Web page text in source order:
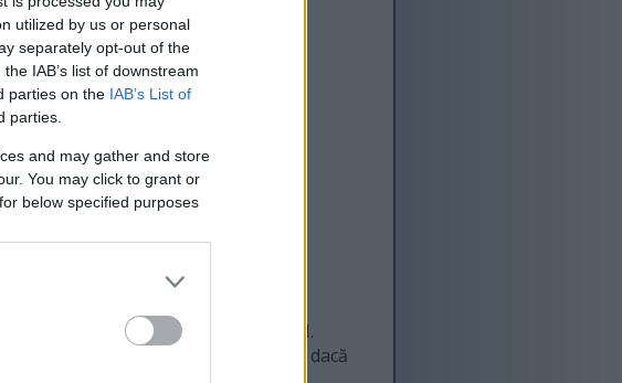
utilized by us or personal
separately opt-out of the
IAB’s list of downstream
parties on the IAB’s List of
parties.
and may gather and store
You may click to grant or
below specified purposes
și de un loc de muncă cu normă
să fie considerată sfat medical.
profesionist de asistență medicală dacă